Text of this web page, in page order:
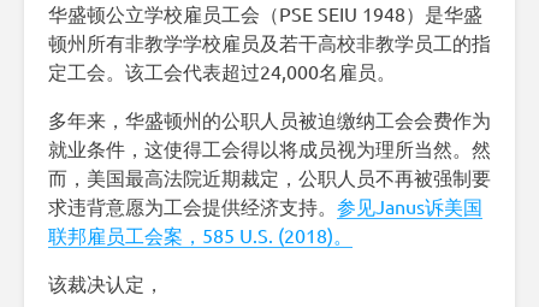
华盛顿公立学校雇员工会（PSE SEIU 1948）是华盛
顿州所有非教学学校雇员及若干高校非教学员工的指
定工会。该工会代表超过24,000名雇员。
多年来，华盛顿州的公职人员被迫缴纳工会会费作为
就业条件，这使得工会得以将成员视为理所当然。然
而，美国最高法院近期裁定，公职人员不再被强制要
求违背意愿为工会提供经济支持。 参见Janus诉美国
联邦雇员工会案，585 U.S. (2018)。
该裁决认定，